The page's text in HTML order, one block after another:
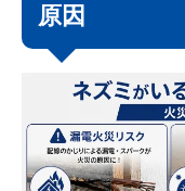
原因